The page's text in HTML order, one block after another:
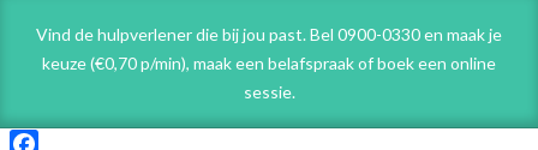
content
Vind de hulpverlener die bij jou past. Bel 0900-0330 en maak je
keuze (€0,70 p/min), maak een belafspraakof boek een online
sessie.